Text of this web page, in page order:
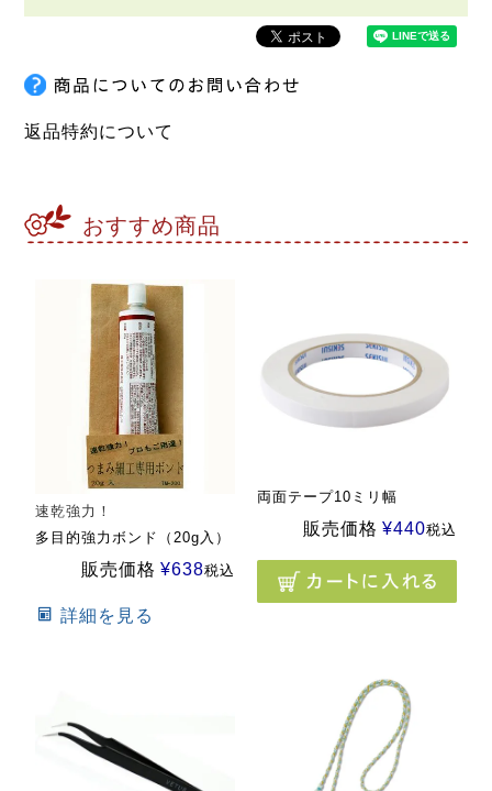
返品特約について
おすすめ商品
速乾強力！
多目的強力ボンド（20g入）
販売価格 ¥638税込
詳細を見る
両面テープ10ミリ幅
販売価格 ¥440税込